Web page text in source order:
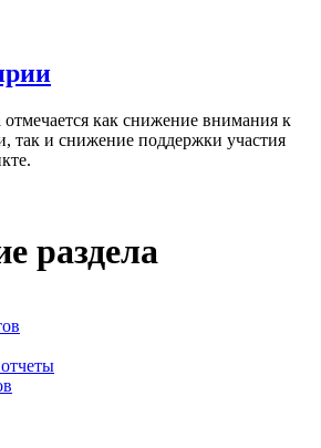
отмечается как снижение внимания к
так и снижение поддержки участия
раздела